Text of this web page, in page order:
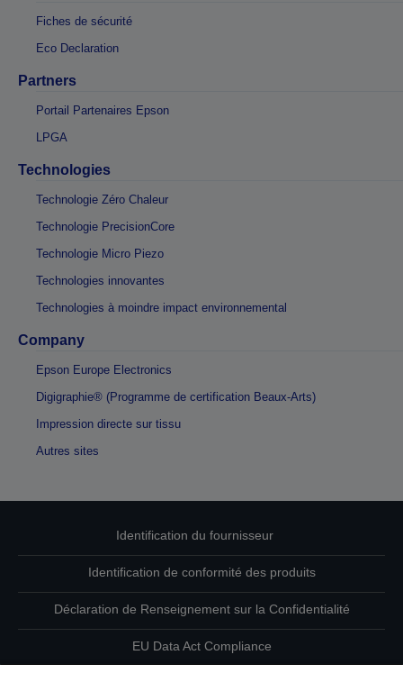
Fiches de sécurité
Eco Declaration
Partners
Portail Partenaires Epson
LPGA
Technologies
Technologie Zéro Chaleur
Technologie PrecisionCore
Technologie Micro Piezo
Technologies innovantes
Technologies à moindre impact environnemental
Company
Epson Europe Electronics
Digigraphie® (Programme de certification Beaux-Arts)
Impression directe sur tissu
Autres sites
Identification du fournisseur
Identification de conformité des produits
Déclaration de Renseignement sur la Confidentialité
EU Data Act Compliance